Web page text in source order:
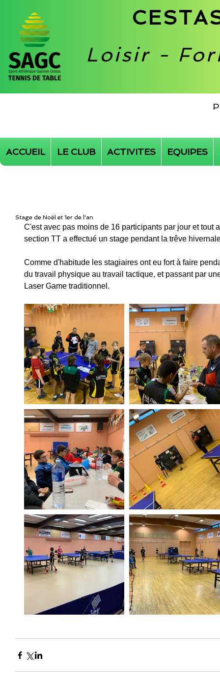
Loisir -
ACCUEIL LE CLUB ACTIVITES EQUIPES
Stage de Noël et 1er de l'an
C'est avec pas moins de 16 participants par jour et tout
section TT a effectué un stage pendant la trêve
Comme d'habitude les stagiaires ont eu fort à faire
du travail physique au travail tactique, et passant par
Laser Game traditionnel.